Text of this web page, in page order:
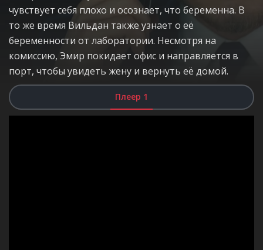
чувствует себя плохо и осознает, что беременна. В
то же время Вильдан также узнает о её
беременности от лаборатории. Несмотря на
комиссию, Эмир покидает офис и направляется в
порт, чтобы увидеть жену и вернуть её домой.
Плеер 1